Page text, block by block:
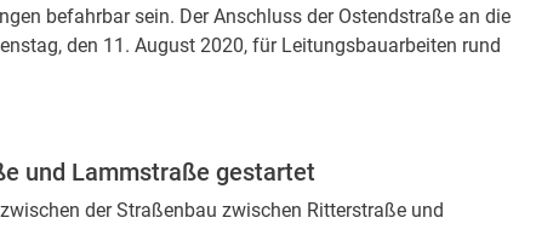
befahrbar sein. Der Anschluss der Ostendstraße an die
den 11. August 2020, für Leitungsbauarbeiten rund
und Lammstraße gestartet
der Straßenbau zwischen Ritterstraße und